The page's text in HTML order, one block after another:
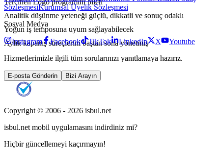
Tercihen Logo programını bilen
Analitik düşünme yeteneği güçlü, dikkatli ve sonuç odaklı
Yoğun iş temposuna uyum sağlayabilecek
Aylık kapanış süreçlerini baştan sona yönetmiş
SözleşmesiKurumsal Üyelik Sözleşmesi
Sosyal Medya
Instagram Facebook TikTok LinkedIn X
Youtube
Hizmetlerimizle ilgili tüm sorularınızı yanıtlamaya hazırız.
E-posta Gönderin Bizi Arayın
Copyright © 2006 - 2026 isbul.net
isbul.net mobil uygulamasını indirdiniz mi?
Hiçbir güncellemeyi kaçırmayın!